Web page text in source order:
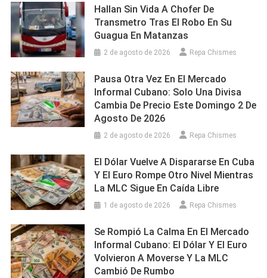
Hallan Sin Vida A Chofer De
Transmetro Tras El Robo En Su
Guagua En Matanzas
2 de agosto de 2026 Repa Chismes
Pausa Otra Vez En El Mercado
Informal Cubano: Solo Una Divisa
Cambia De Precio Este Domingo 2 De
Agosto De 2026
2 de agosto de 2026 Repa Chismes
El Dólar Vuelve A Dispararse En Cuba
Y El Euro Rompe Otro Nivel Mientras
La MLC Sigue En Caída Libre
1 de agosto de 2026 Repa Chismes
Se Rompió La Calma En El Mercado
Informal Cubano: El Dólar Y El Euro
Volvieron A Moverse Y La MLC
Cambió De Rumbo